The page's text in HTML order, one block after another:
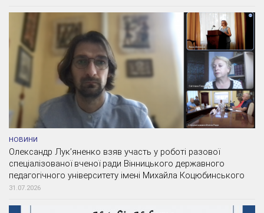
НОВИНИ
Олександр Лук’яненко взяв участь у роботі разової
спеціалізованої вченої ради Вінницького державного
педагогічного університету імені Михайла Коцюбинського
31.07.2026